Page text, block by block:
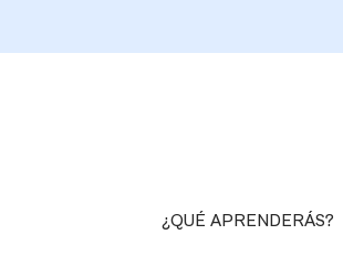
¿QUÉ APRENDERÁS?